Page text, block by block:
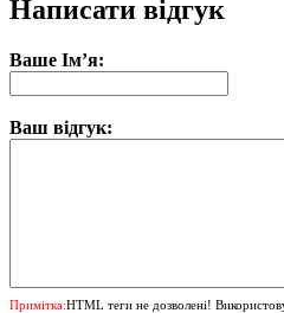
Написати відгук
Ваше Ім’я:
Ваш відгук:
Примітка:HTML теги не дозволені!